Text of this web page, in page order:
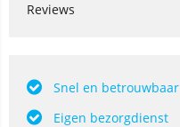
Reviews
Snel en betrouwbaar
Eigen bezorgdienst